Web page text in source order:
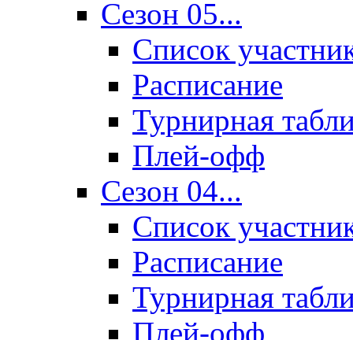
Сезон 05...
Список
Расписание
Турнирная
Плей-офф
Сезон 04...
Список
Расписание
Турнирная
Плей-офф